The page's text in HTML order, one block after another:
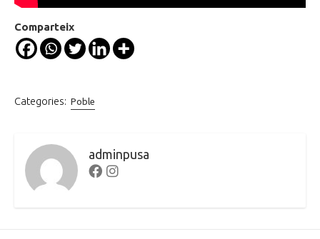
Comparteix
Categories: Poble
adminpusa
FacebookInstagram